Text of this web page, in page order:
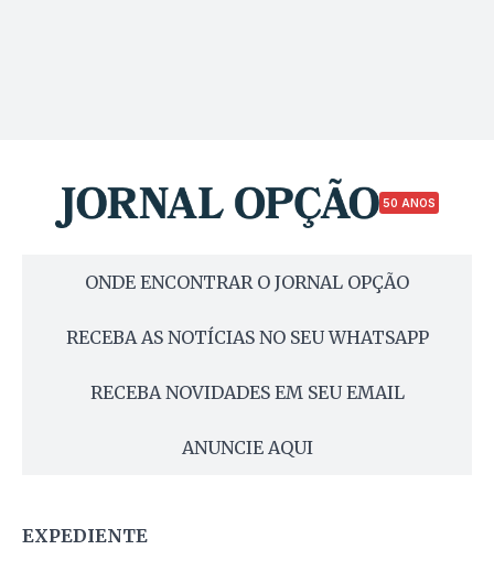
50 ANOS
ONDE ENCONTRAR O JORNAL OPÇÃO
RECEBA AS NOTÍCIAS NO SEU WHATSAPP
RECEBA NOVIDADES EM SEU EMAIL
ANUNCIE AQUI
EXPEDIENTE